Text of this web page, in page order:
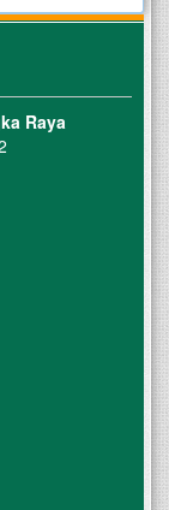
Raya